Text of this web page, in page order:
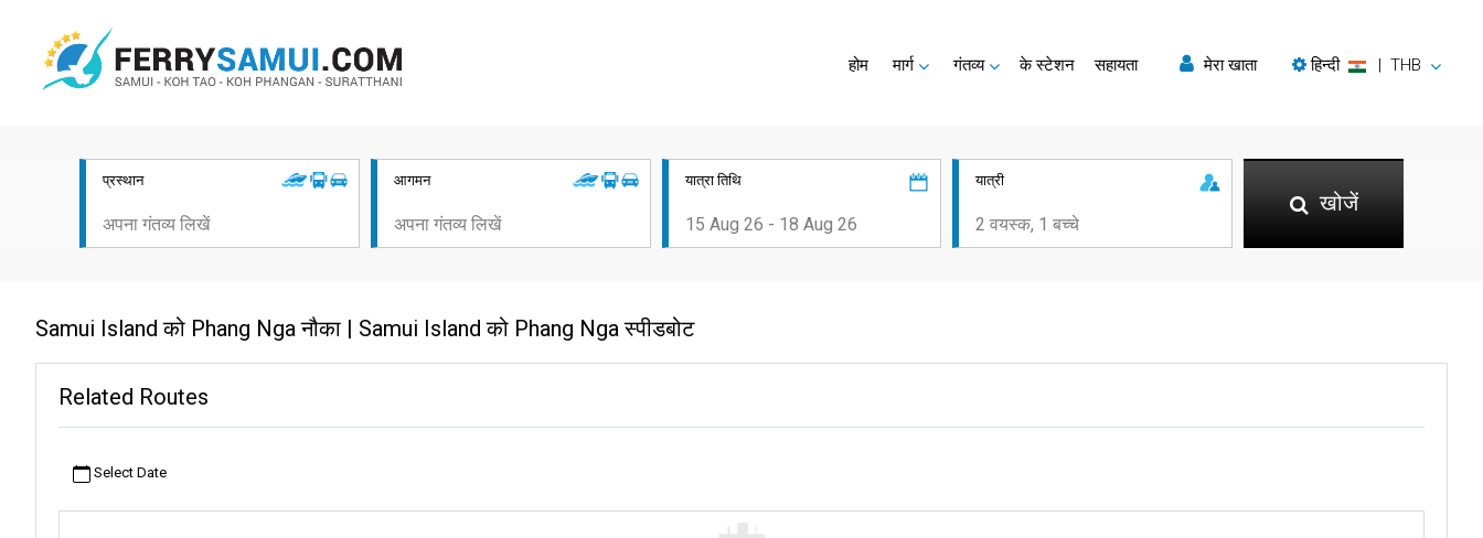
होम मार्ग गंतव्य के स्टेशन सहायता मेरा खाता हिन्दी | THB
प्रस्थान आगमन यात्रा तिथि यात्री
खोजें
Samui Island को Phang Nga नौका | Samui Island को Phang Nga स्पीडबोट
Related Routes
Select Date